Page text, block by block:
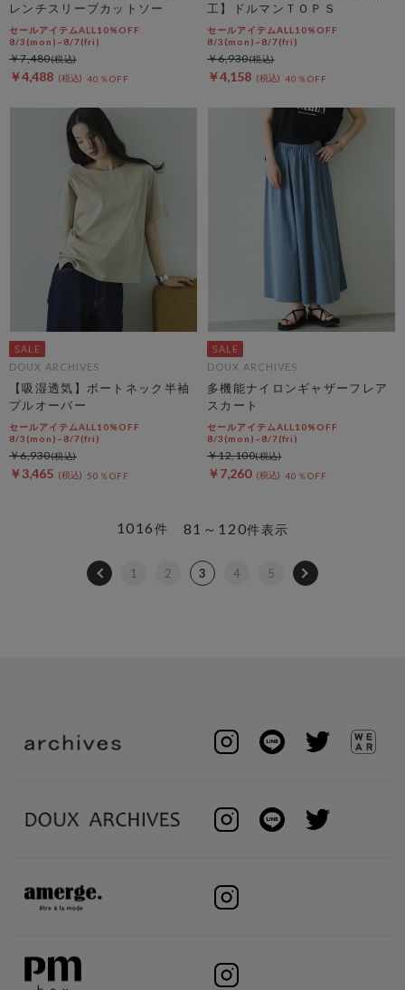
レンチスリーブカットソー
セールアイテムALL10%OFF
8/3(mon)~8/7(fri)
￥4,488 40％OFF
￥7,480
工】ドルマンＴＯＰＳ
セールアイテムALL10%OFF
8/3(mon)~8/7(fri)
￥4,158 40％OFF
￥6,930
DOUX ARCHIVES
【吸湿透気】ボートネック半袖
プルオーバー
セールアイテムALL10%OFF
8/3(mon)~8/7(fri)
￥3,465 50％OFF
￥6,930
DOUX ARCHIVES
多機能ナイロンギャザーフレア
スカート
セールアイテムALL10%OFF
8/3(mon)~8/7(fri)
￥7,260 40％OFF
￥12,100
81～120件表示
1016件
1 2 3 4 5